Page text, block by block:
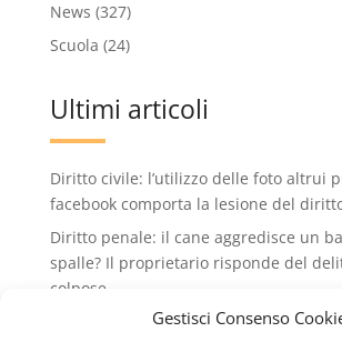
Gestisci Consenso
News (327)
Scuola (24)
Ultimi articoli
Diritto civile: l’utilizzo delle foto altrui
facebook comporta la lesione del
Diritto penale: il cane aggredisce un
spalle? Il proprietario risponde del
colpose.
Condominio: no all'installazione di